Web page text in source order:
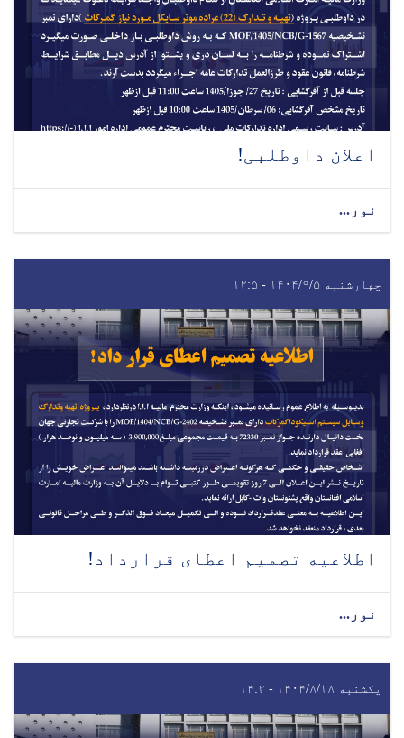
اعلان داوطلبی!
نور...
چهارشنبه ۱۴۰۴/۹/۵ - ۱۲:۵
اطلاعیه تصمیم اعطای قرارداد!
نور...
یکشنبه ۱۴۰۴/۸/۱۸ - ۱۴:۲